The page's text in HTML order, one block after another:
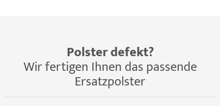
Polster defekt?
Wir fertigen Ihnen das passende
Ersatzpolster